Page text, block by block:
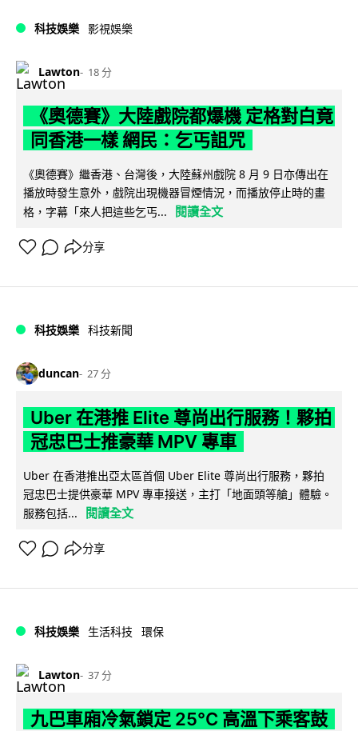
科技娛樂 影視娛樂
Lawton 18 分
《奧德賽》大陸戲院都爆機 定格對白竟
同香港一樣 網民：乞丐詛咒
《奧德賽》繼香港、台灣後，大陸蘇州戲院 8 月 9 日亦傳出在
播放時發生意外，戲院出現機器冒煙情況，而播放停止時的畫
格，字幕「來人把這些乞丐...
閱讀全文
分享
科技娛樂 科技新聞
duncan 27 分
Uber 在港推 Elite 尊尚出行服務！夥拍
冠忠巴士推豪華 MPV 專車
Uber 在香港推出亞太區首個 Uber Elite 尊尚出行服務，夥拍
冠忠巴士提供豪華 MPV 專車接送，主打「地面頭等艙」體驗。
服務包括...
閱讀全文
分享
科技娛樂 生活科技 環保
Lawton 37 分
九巴車廂冷氣鎖定 25°C 高溫下乘客鼓